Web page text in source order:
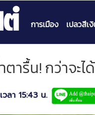
การเมือง เปลวสีเ
ารื้น! กว่าจะ
ลา 15:43 น.